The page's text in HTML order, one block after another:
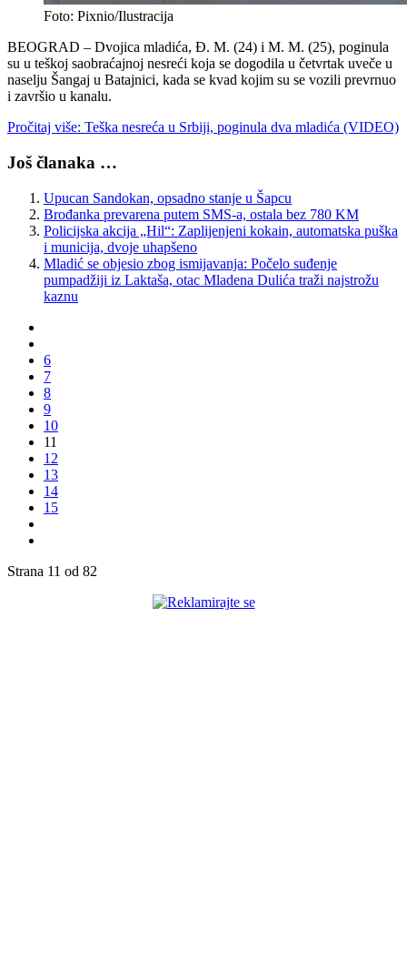
Foto: Pixnio/Ilustracija
BEOGRAD – Dvojica mladića, Đ. M. (24) i M. M. (25), poginula
su u teškoj saobraćajnoj nesreći koja se dogodila u četvrtak uveče u
naselju Šangaj u Batajnici, kada se kvad kojim su se vozili prevrnuo
i završio u kanalu.
Pročitaj više: Teška nesreća u Srbiji, poginula dva mladića (VIDEO)
Još članaka …
Upucan Sandokan, opsadno stanje u Šapcu
Brođanka prevarena putem SMS-a, ostala bez 780 KM
Policijska akcija „Hil“: Zaplijenjeni kokain, automatska puška
i municija, dvoje uhapšeno
Mladić se objesio zbog ismijavanja: Počelo suđenje
pumpadžiji iz Laktaša, otac Mladena Dulića traži najstrožu
kaznu
6
7
8
9
10
11
12
13
14
15
Strana 11 od 82